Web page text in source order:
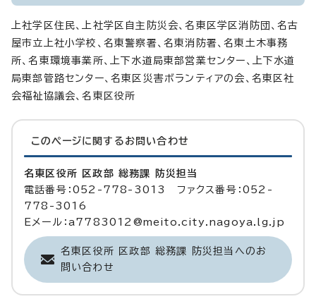
上社学区住民、上社学区自主防災会、名東区学区消防団、名古
屋市立上社小学校、名東警察署、名東消防署、名東土木事務
所、名東環境事業所、上下水道局東部営業センター、上下水道
局東部管路センター、名東区災害ボランティアの会、名東区社
会福祉協議会、名東区役所
このページに関する お問い合わせ
名東区役所 区政部 総務課 防災担当
電話番号：052-778-3013 ファクス番号：052-
778-3016
Eメール：a7783012@meito.city.nagoya.lg.jp
名東区役所 区政部 総務課 防災担当へのお
問い合わせ